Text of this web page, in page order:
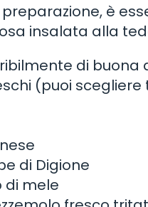
è
insalata alla
di buona
(puoi
di Digione
di mele